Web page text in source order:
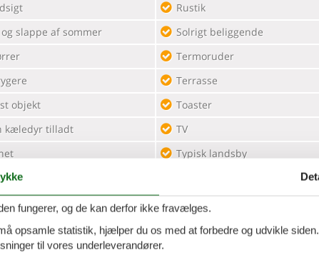
slappe af sommer
objekt
kæledyr tilladt
Rustik
Solrigt beliggende
Termoruder
Terrasse
Toaster
TV
Typisk landsby
Vandbesparende toiletter
Vandreture
fungerer, og de kan derfor ikke fravælges.
opsamle statistik, hjælper du os med at forbedre og udvikle
til vores underleverandører.